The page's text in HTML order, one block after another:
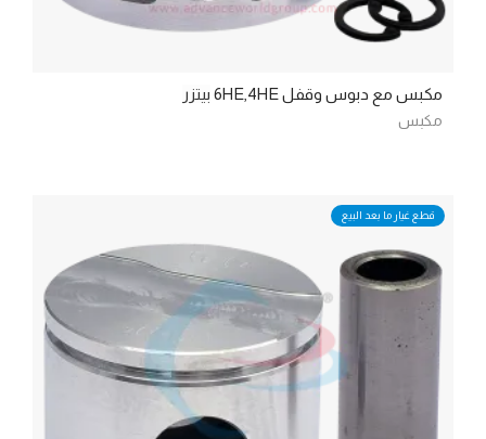
مكبس مع دبوس وقفل 6HE,4HE بيتزر
مكبس
قطع غيار ما بعد البيع